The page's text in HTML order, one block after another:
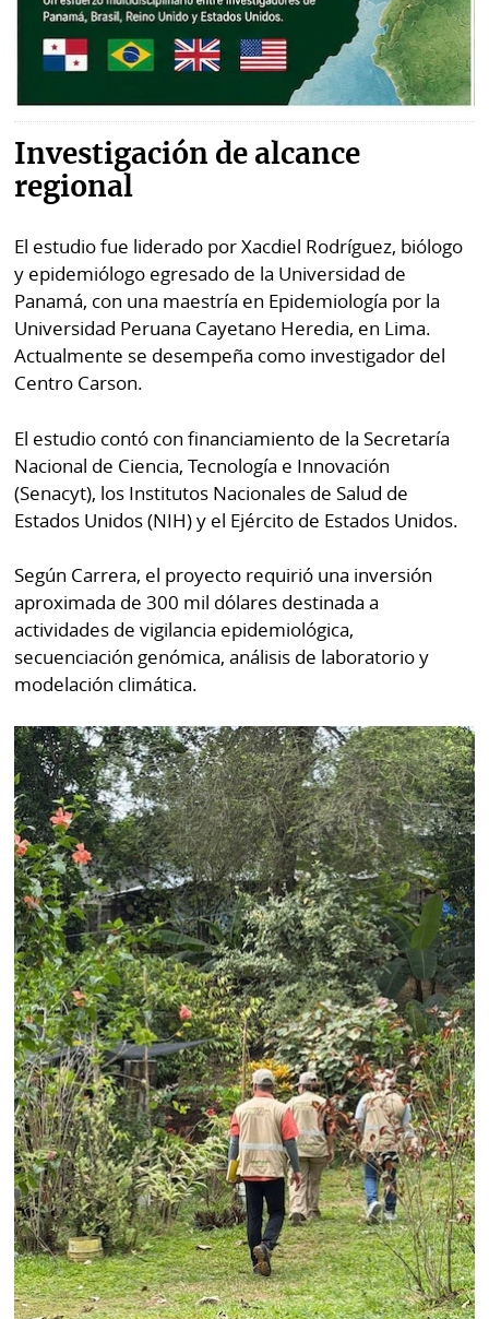
Investigación de alcance
regional
El estudio fue liderado por Xacdiel Rodríguez, biólogo
y epidemiólogo egresado de la Universidad de
Panamá, con una maestría en Epidemiología por la
Universidad Peruana Cayetano Heredia, en Lima.
Actualmente se desempeña como investigador del
Centro Carson.
El estudio contó con financiamiento de la Secretaría
Nacional de Ciencia, Tecnología e Innovación
(Senacyt), los Institutos Nacionales de Salud de
Estados Unidos (NIH) y el Ejército de Estados Unidos.
Según Carrera, el proyecto requirió una inversión
aproximada de 300 mil dólares destinada a
actividades de vigilancia epidemiológica,
secuenciación genómica, análisis de laboratorio y
modelación climática.